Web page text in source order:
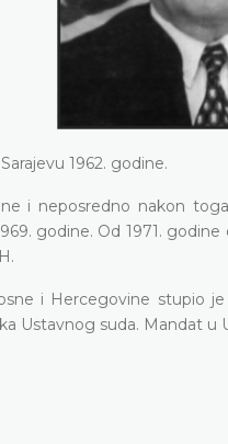
1962. godine.
i neposredno nakon
godine. Od 1971.
i Hercegovine stupio
Ustavnog suda. Mandat